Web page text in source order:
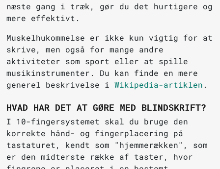
næste gang i træk, gør du det hurtigere og
mere effektivt.
Muskelhukommelse er ikke kun vigtig for at
skrive, men også for mange andre
aktiviteter som sport eller at spille
musikinstrumenter. Du kan finde en mere
generel beskrivelse iWikipedia-artiklen .
HVAD HAR DET AT GØRE MED BLINDSKRIFT?
I 10-fingersystemet skal du bruge den
korrekte hånd- og fingerplacering på
tastaturet, kendt som "hjemmerækken", som
er den midterste række af taster, hvor